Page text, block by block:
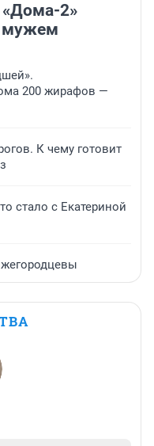
«Дома-2»
мужем
200 жирафов —
К чему готовит
стало с Екатериной